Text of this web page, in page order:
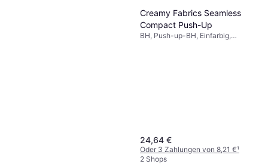
Creamy Fabrics Seamless
Compact Push-Up
BH, Push-up-BH, Einfarbig,
24,64 €
Oder 3 Zahlungen von 8,21 €¹
2 Shops